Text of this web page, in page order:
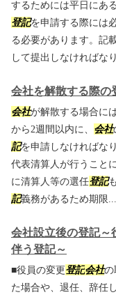
するためには平日にあ
登記を申請する際には
る必要があります。記
して提出しなければなり
会社を解散する際の
会社が解散する場合には
から2週間以内に、 会社
記を申請しなければな
代表清算人が行うこと
に清算人等の選任登記
記義務があるため期限...
会社設立後の登記～
伴う登記～
■役員の変更登記会社の
た場合や、退任、辞任